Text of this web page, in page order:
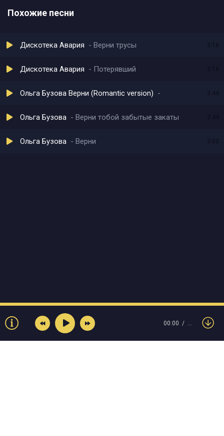
Похожие песни
Дискотека Авария Верни трусы 3:16
Дискотека Авария Потерявший
Ольга Бузова Верни (Romantic version) 3:44
Ольга Бузова Верни тобой забытые закаты
Ольга Бузова Верни 3:03
00:00 …